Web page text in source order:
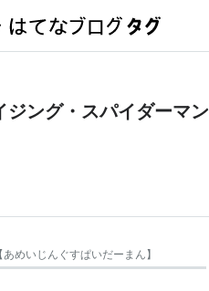
ジング・スパイダーマン
【あめいじんぐすぱいだーまん】